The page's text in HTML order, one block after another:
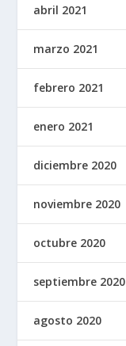
abril 2021
marzo 2021
febrero 2021
enero 2021
diciembre 2020
noviembre 2020
octubre 2020
septiembre 2020
agosto 2020